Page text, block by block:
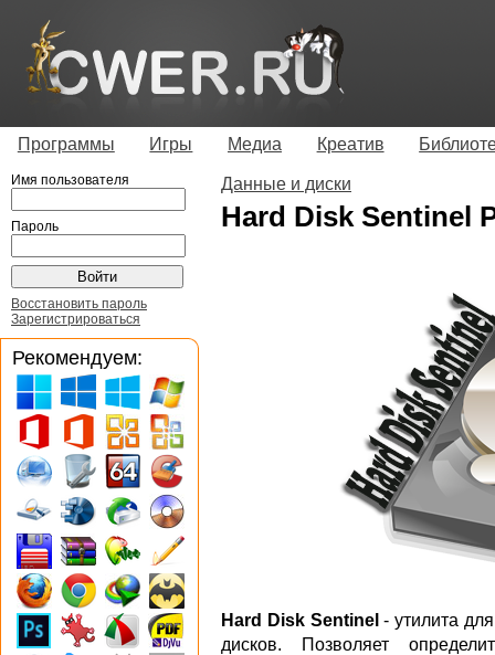
Программы Игры Медиа Креатив
Данные и диски
Hard Disk Sentinel
Hard Disk Sentinel - утилита
дисков. Позволяет
Имя пользователя
Пароль
Восстановить пароль
Зарегистрироваться
Рекомендуем: